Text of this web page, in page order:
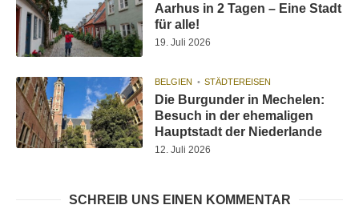
Aarhus in 2 Tagen – Eine Stadt
für alle!
19. Juli 2026
BELGIEN STÄDTEREISEN
Die Burgunder in Mechelen:
Besuch in der ehemaligen
Hauptstadt der Niederlande
12. Juli 2026
SCHREIB UNS EINEN KOMMENTAR